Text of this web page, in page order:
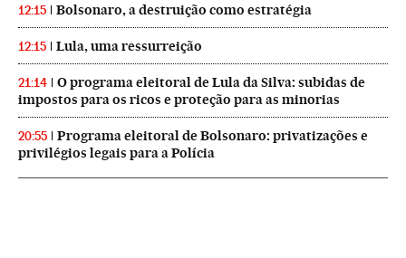
12:15 Bolsonaro, a destruição como estratégia
12:15 Lula, uma ressurreição
21:14
O programa eleitoral de Lula da Silva: subidas de
impostos para os ricos e proteção para as minorias
20:55
Programa eleitoral de Bolsonaro: privatizações e
privilégios legais para a Polícia